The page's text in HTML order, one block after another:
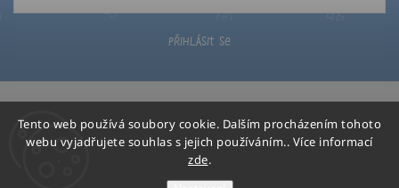
Tento web používá soubory cookie. Dalším procházením tohoto
webu vyjadřujete souhlas s jejich používáním.. Více informací
zde.
Přihlásit se
Poketo